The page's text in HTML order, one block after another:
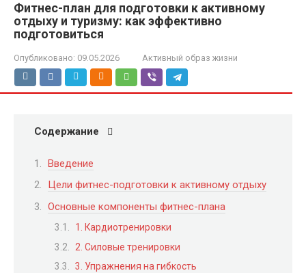
Фитнес-план для подготовки к активному
отдыху и туризму: как эффективно
подготовиться
Опубликовано: 09.05.2026 Активный образ жизни
Содержание
Введение
Цели фитнес-подготовки к активному отдыху
Основные компоненты фитнес-плана
1. Кардиотренировки
2. Силовые тренировки
3. Упражнения на гибкость